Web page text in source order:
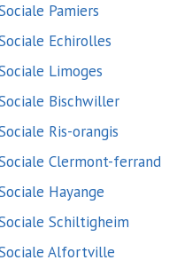
Pamiers
Echirolles
Limoges
Bischwiller
Ris-orangis
Clermont-ferrand
Hayange
Schiltigheim
Alfortville